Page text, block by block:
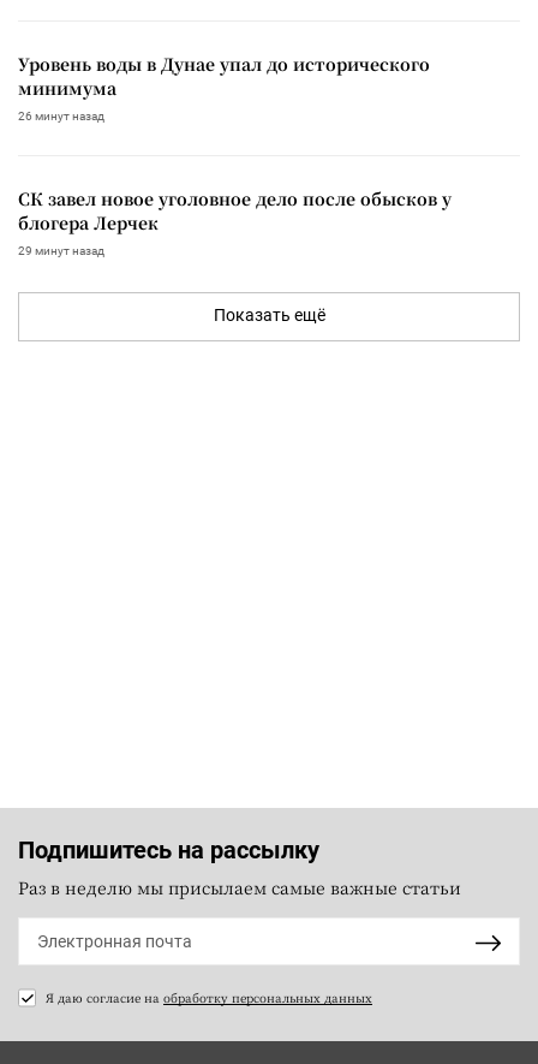
Уровень воды в Дунае упал до исторического
минимума
26 минут назад
СК завел новое уголовное дело после обысков у
блогера Лерчек
29 минут назад
Показать ещё
Подпишитесь на рассылку
Раз в неделю мы присылаем самые важные статьи
Я даю согласие на обработку персональных данных